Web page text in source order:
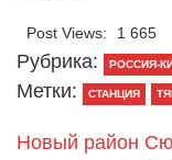
Post Views: 1 665
Рубрика: РОССИЯ-
Метки: СТАНЦИЯ
Новый район